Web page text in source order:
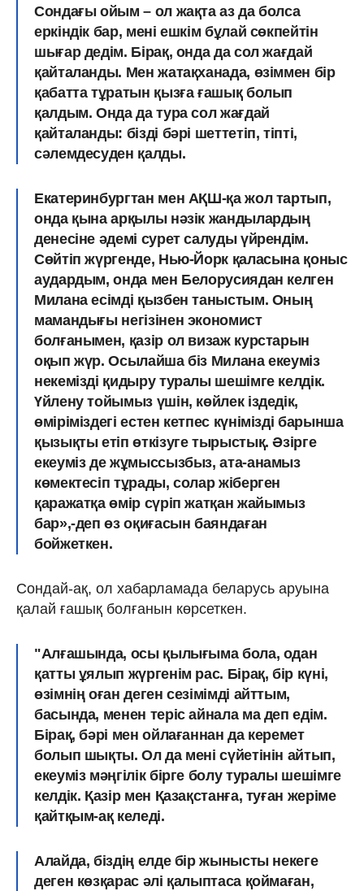
Сондағы ойым – ол жақта аз да болса
еркіндік бар, мені ешкім бұлай сөкпейтін
шығар дедім. Бірақ, онда да сол жағдай
қайталанды. Мен жатақханада, өзіммен бір
қабатта тұратын қызға ғашық болып
қалдым. Онда да тура сол жағдай
қайталанды: бізді бәрі шеттетіп, тіпті,
сәлемдесуден қалды.
Екатеринбургтан мен АҚШ-қа жол тартып,
онда қына арқылы нәзік жандылардың
денесіне әдемі сурет салуды үйрендім.
Сөйтіп жүргенде, Нью-Йорк қаласына қоныс
аудардым, онда мен Белорусиядан келген
Милана есімді қызбен таныстым. Оның
мамандығы негізінен экономист
болғанымен, қазір ол визаж курстарын
оқып жүр. Осылайша біз Милана екеуміз
некемізді қидыру туралы шешімге келдік.
Үйлену тойымыз үшін, көйлек іздедік,
өміріміздегі естен кетпес күнімізді барынша
қызықты етіп өткізуге тырыстық. Әзірге
екеуміз де жұмыссызбыз, ата-анамыз
көмектесіп тұрады, солар жіберген
қаражатқа өмір сүріп жатқан жайымыз
бар»,-деп өз оқиғасын баяндаған
бойжеткен.
Сондай-ақ, ол хабарламада беларусь аруына
қалай ғашық болғанын көрсеткен.
"Алғашында, осы қылығыма бола, одан
қатты ұялып жүргенім рас. Бірақ, бір күні,
өзімнің оған деген сезімімді айттым,
басында, менен теріс айнала ма деп едім.
Бірақ, бәрі мен ойлағаннан да керемет
болып шықты. Ол да мені сүйетінін айтып,
екеуміз мәңгілік бірге болу туралы шешімге
келдік. Қазір мен Қазақстанға, туған жеріме
қайтқым-ақ келеді.
Алайда, біздің елде бір жынысты некеге
деген көзқарас әлі қалыптаса қоймаған,